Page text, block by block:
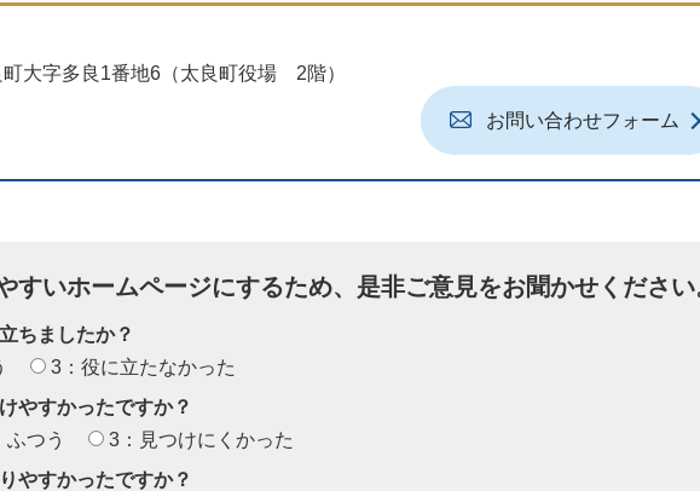
大字多良1番地6（太良町役場 2階）
お問い合わせフォーム
すいホームページにするため、是非ご意見をお聞かせください
ちましたか？
3：役に立たなかった
やすかったですか？
ふつう
3：見つけにくかった
やすかったですか？